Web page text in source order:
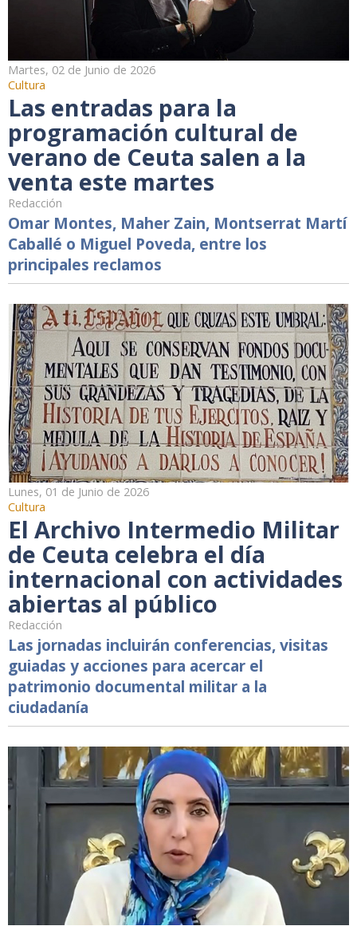
Martes, 02 de Junio de 2026
Cultura
Las entradas para la
programación cultural de
verano de Ceuta salen a la
venta este martes
Redacción
Omar Montes, Maher Zain, Montserrat Martí
Caballé o Miguel Poveda, entre los
principales reclamos
Lunes, 01 de Junio de 2026
Cultura
El Archivo Intermedio Militar
de Ceuta celebra el día
internacional con actividades
abiertas al público
Redacción
Las jornadas incluirán conferencias, visitas
guiadas y acciones para acercar el
patrimonio documental militar a la
ciudadanía